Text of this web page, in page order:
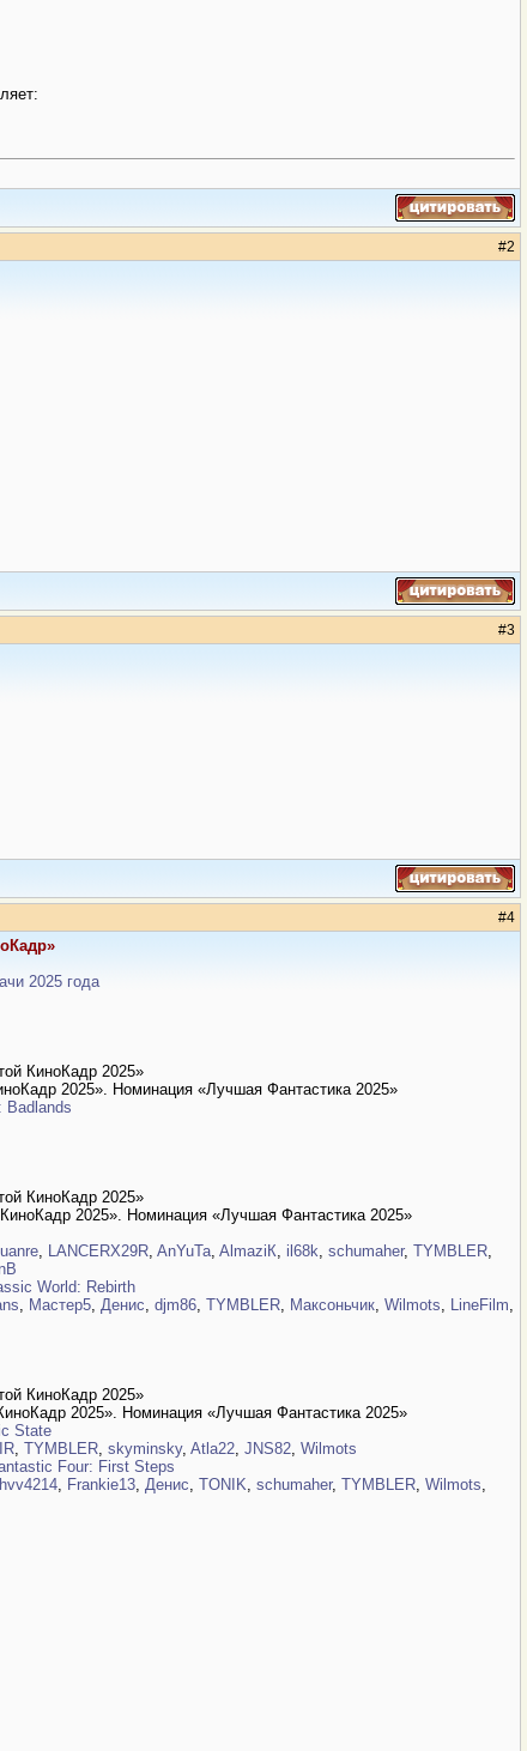
#2
#3
#4
2025 года
КиноКадр 2025»
2025». Номинация «Лучшая Фантастика 2025»
Badlands
КиноКадр 2025»
2025». Номинация «Лучшая Фантастика 2025»
, LANCERX29R, AnYuTa, AlmaziК, il68k, schumaher, TYMBLER,
World: Rebirth
, Мастер5, Дeнис, djm86, TYMBLER, Максоньчик, Wilmots, LineFilm,
КиноКадр 2025»
2025». Номинация «Лучшая Фантастика 2025»
State
, TYMBLER, skyminsky, Atla22, JNS82, Wilmots
Four: First Steps
, Frankie13, Дeнис, TONIK, schumaher, TYMBLER, Wilmots,